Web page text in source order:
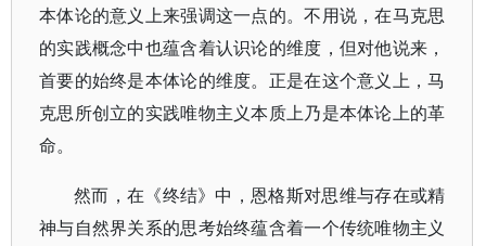
本体论的意义上来强调这一点的。不用说，在马克思
的实践概念中也蕴含着认识论的维度，但对他说来，
首要的始终是本体论的维度。正是在这个意义上，马
克思所创立的实践唯物主义本质上乃是本体论上的革
命。
然而，在《终结》中，恩格斯对思维与存在或精
神与自然界关系的思考始终蕴含着一个传统唯物主义